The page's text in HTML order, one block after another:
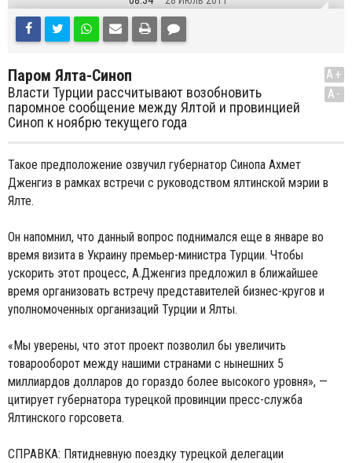
Паром Ялта-Синоп
Власти Турции рассчитывают возобновить
паромное сообщение между Ялтой и провинцией
Синоп к ноябрю текущего года
A+
A-
Такое предположение озвучил губернатор Синопа Ахмет
Дженгиз в рамках встречи с руководством ялтинской мэрии в
Ялте.
Он напомнил, что данный вопрос поднимался еще в январе во
время визита в Украину премьер-министра Турции. Чтобы
ускорить этот процесс, А.Дженгиз предложил в ближайшее
время организовать встречу представителей бизнес-кругов и
уполномоченных организаций Турции и Ялты.
«Мы уверены, что этот проект позволил бы увеличить
товарооборот между нашими странами с нынешних 5
миллиардов долларов до гораздо более высокого уровня», —
цитирует губернатора турецкой провинции пресс-служба
Ялтинского горсовета.
СПРАВКА: Пятидневную поездку турецкой делегации